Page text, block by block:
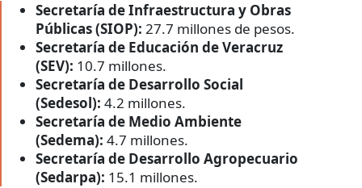
Secretaría de Infraestructura y Obras
Públicas (SIOP): 27.7 millones de pesos.
Secretaría de Educación de Veracruz
(SEV): 10.7 millones.
Secretaría de Desarrollo Social
(Sedesol): 4.2 millones.
Secretaría de Medio Ambiente
(Sedema): 4.7 millones.
Secretaría de Desarrollo Agropecuario
(Sedarpa): 15.1 millones.